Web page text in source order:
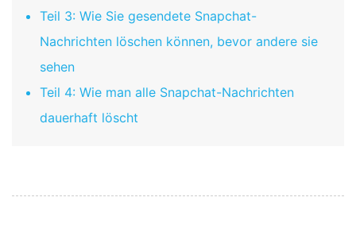
Teil 3: Wie Sie gesendete Snapchat-
Nachrichten löschen können, bevor andere sie
sehen
Teil 4: Wie man alle Snapchat-Nachrichten
dauerhaft löscht